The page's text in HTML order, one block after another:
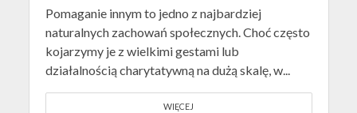
Pomaganie innym to jedno z najbardziej
naturalnych zachowań społecznych. Choć często
kojarzymy je z wielkimi gestami lub
działalnością charytatywną na dużą skalę, w...
WIĘCEJ